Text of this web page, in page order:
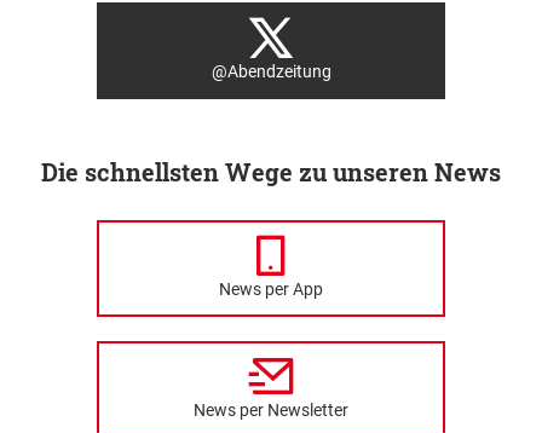
@Abendzeitung
Die schnellsten Wege zu unseren News
News per App
News per Newsletter